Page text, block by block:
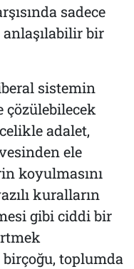
sadece
bir
sistemin
çözülebilecek
adalet,
ele
koyulmasını
kuralların
gibi ciddi bir
toplumda